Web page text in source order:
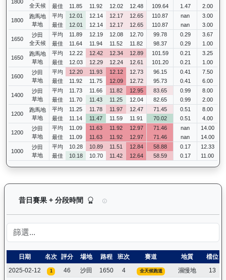
1800
全天候
最佳
11.85 11.92 12.02 12.48 109.64 1.47 2.00
1800
跑馬地
草地
平均 12.01 12.14 12.17 12.65 110.87 nan
3.00
最佳
12.01 12.14 12.17 12.65 110.87 nan 3.00
1650
沙田
全天候
平均 11.89 12.19 12.08 12.70 99.78 0.29
3.67
最佳
11.64 11.94 11.52 11.82 98.37 0.29 1.00
1650
跑馬地
草地
平均 12.22 12.42 12.34 12.89 101.59 0.21
3.25
最佳
12.03 12.29 12.24 12.61 101.20 0.21 1.00
1600
沙田
草地
平均 12.20 11.93 12.12 12.73 96.15 0.41
7.50
最佳
11.92 11.75 12.09 12.72 95.73 0.41 6.00
1400
沙田
草地
平均 11.73 11.66 11.82 12.95 83.65 0.99
8.00
最佳
11.70 11.43 11.25 12.04 82.65 0.99 2.00
1200
跑馬地
草地
平均 11.25 11.78 11.97 12.47 71.45 0.51
8.00
最佳
11.14 11.47 11.59 11.91 70.02 0.51 4.00
1200
沙田
草地
平均 11.09 11.63 11.92 12.97 71.46 nan
14.00
最佳
11.09 11.63 11.92 12.97 71.46 nan 14.00
1000
沙田
草地
平均 10.28 10.89 11.51 12.84 58.88 0.17
12.33
最佳
10.18 10.70 11.42 12.64 58.59 0.17 11.00
昔日賽果 + 分段時間 天時明駒（H016）— 昔日賽果及分
日期 名次 評分 場地 路程 班次 賽道 地質 檔位
2025-02-12
1 46 沙田 1650 4 全天候跑道 濕慢地 13